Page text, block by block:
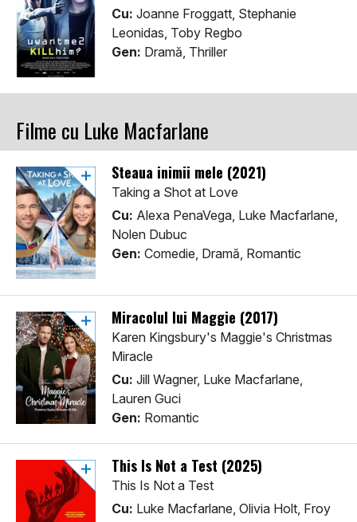
Cu: Joanne Froggatt, Stephanie
Leonidas, Toby Regbo
Gen: Dramă, Thriller
Filme cu Luke Macfarlane
Steaua inimii mele (2021)
Taking a Shot at Love
Cu: Alexa PenaVega, Luke Macfarlane,
Nolen Dubuc
Gen: Comedie, Dramă, Romantic
Miracolul lui Maggie (2017)
Karen Kingsbury's Maggie's Christmas
Miracle
Cu: Jill Wagner, Luke Macfarlane,
Lauren Guci
Gen: Romantic
This Is Not a Test (2025)
This Is Not a Test
Cu: Luke Macfarlane, Olivia Holt, Froy